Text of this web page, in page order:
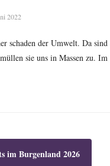
2022
schaden der Umwelt. Da
müllen sie uns in Massen zu.
im Burgenland 2026